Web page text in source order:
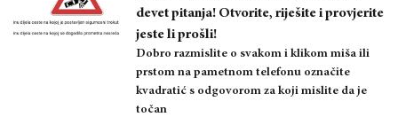
devet pitanja! Otvorite, riješite i provjerite
jeste li prošli!
Dobro razmislite o svakom i klikom miša ili
prstom na pametnom telefonu označite
kvadratić s odgovorom za koji mislite da je
točan